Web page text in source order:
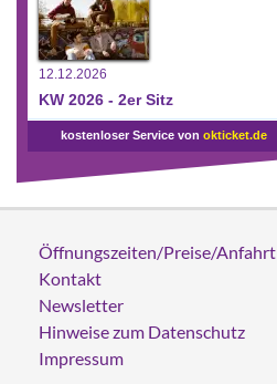
12.12.2026
KW 2026 - 2er Sitz
kostenloser Service von okticket.de
Öffnungszeiten/Preise/Anfahrt
Kontakt
Newsletter
Hinweise zum Datenschutz
Impressum